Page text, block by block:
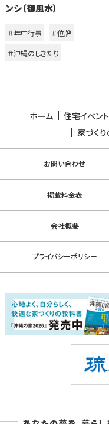
ンシ（御風水）
＃年中行事
＃位牌
＃沖縄のしきたり
ホーム 住宅イベント
家づくり
お問い合わせ
掲載料金表
会社概要
プライバシーポリシー